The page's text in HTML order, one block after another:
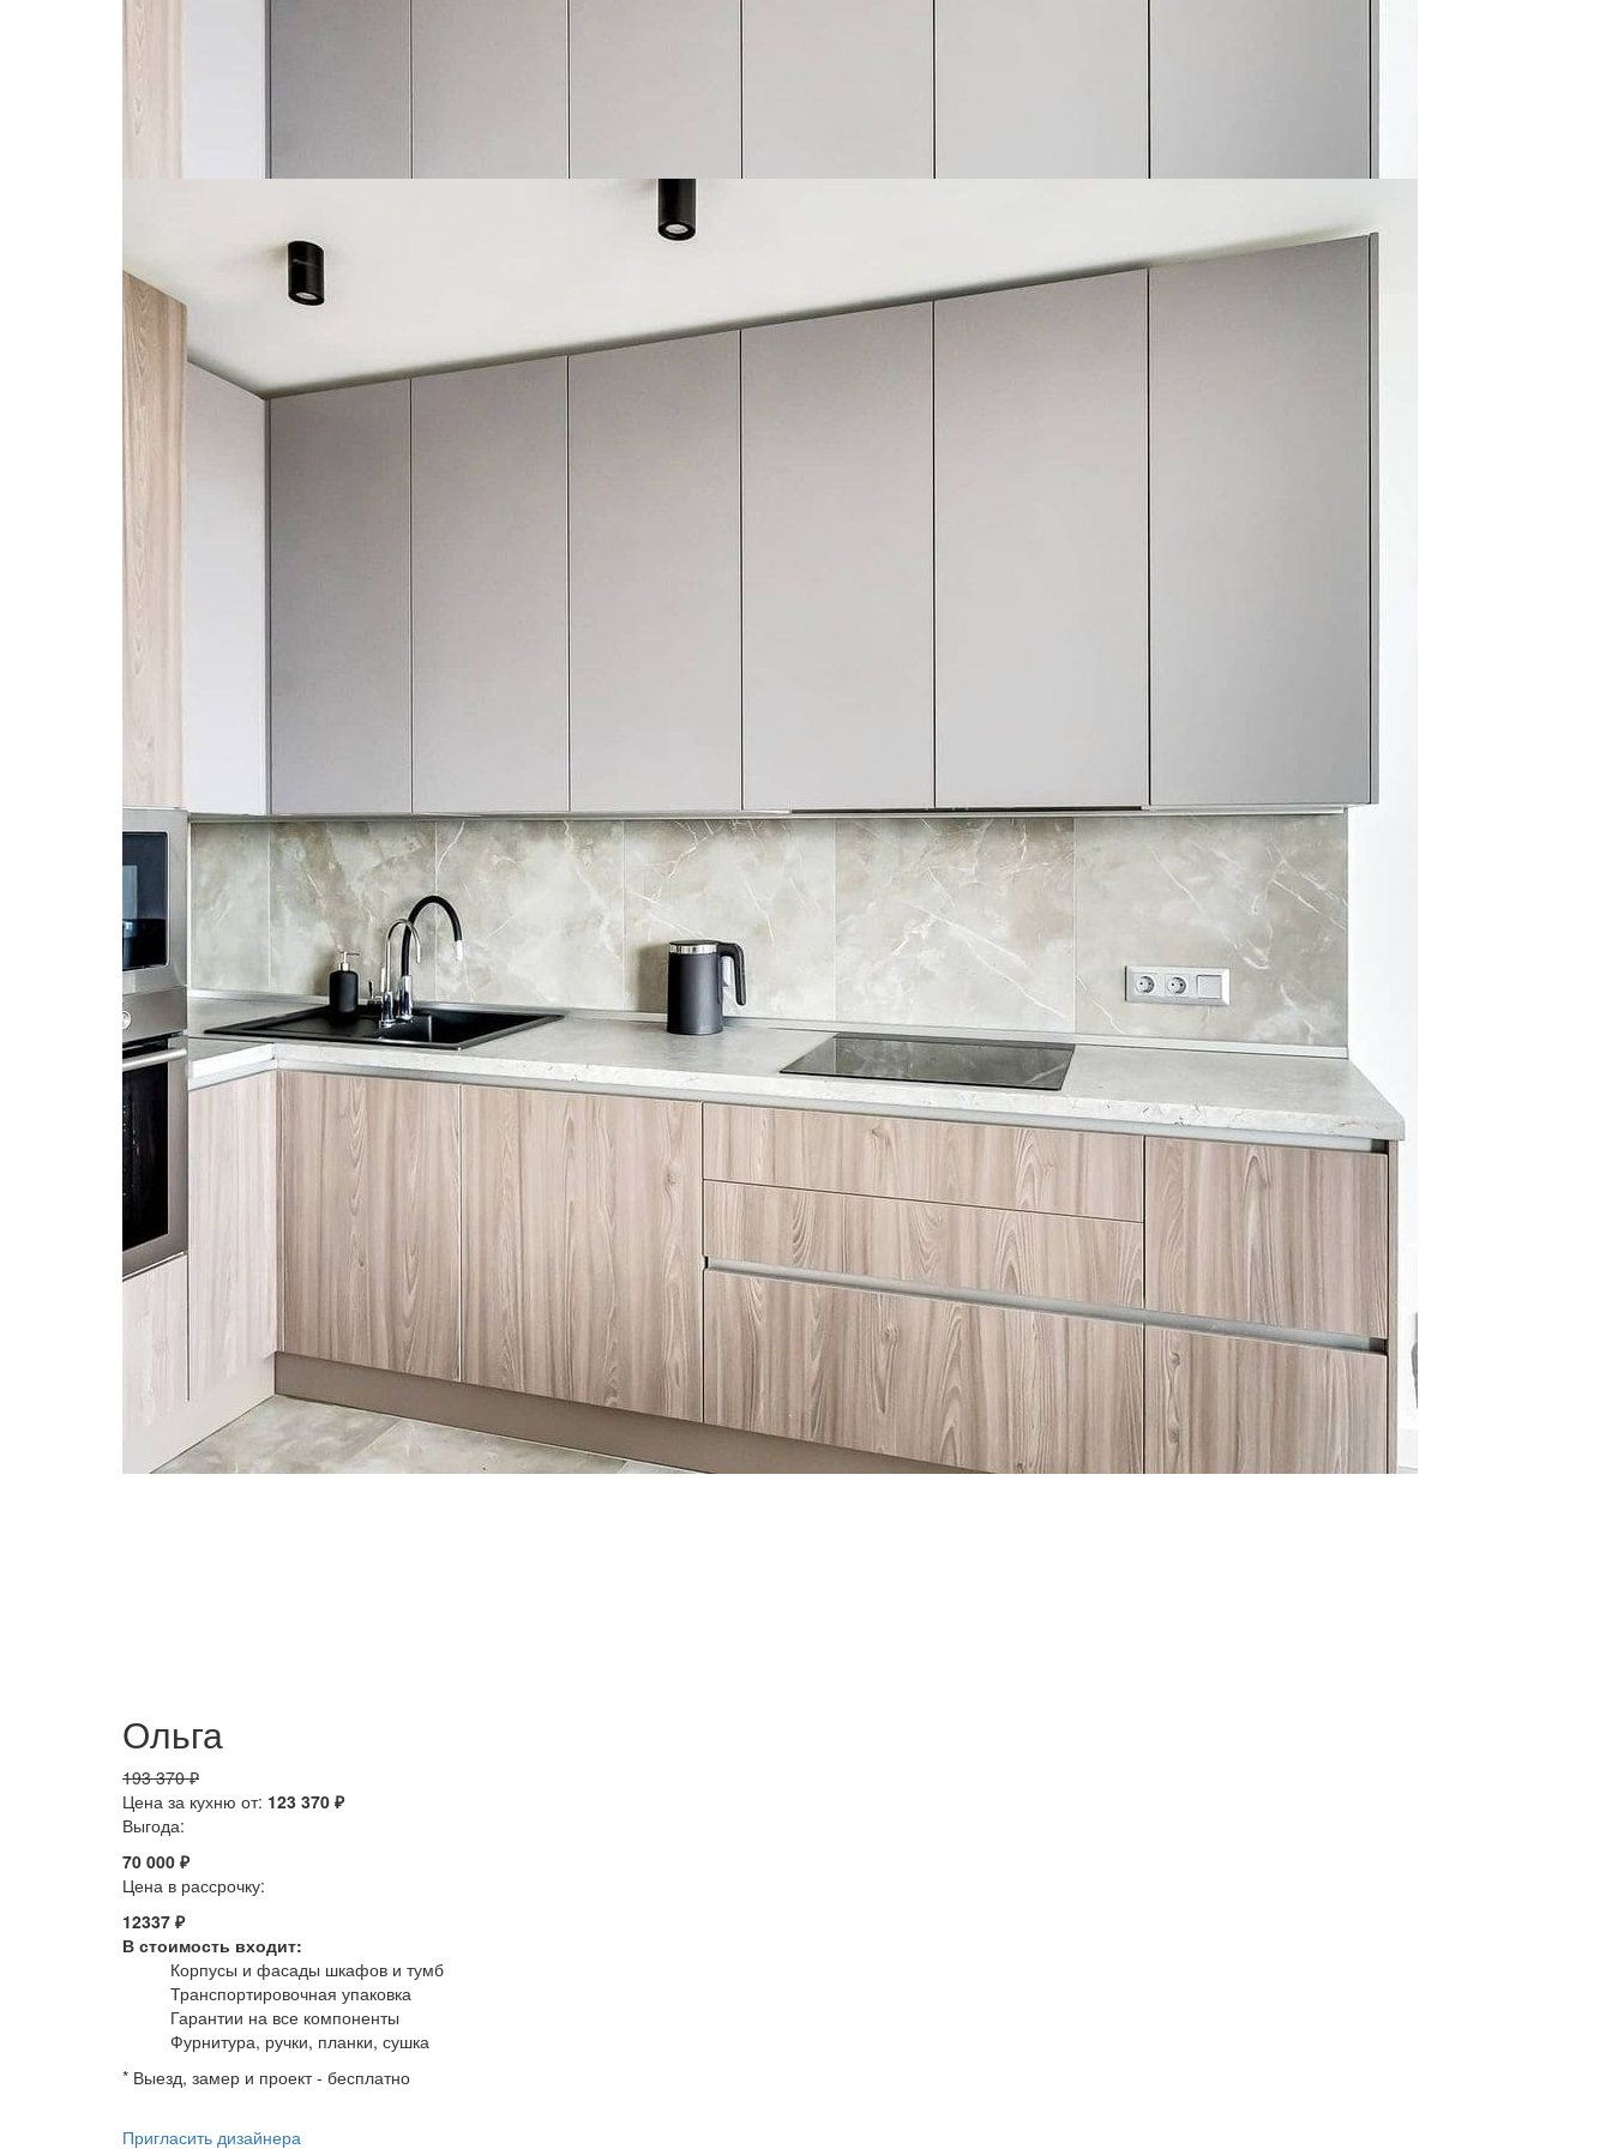
Ольга
193 370 ₽
Цена за кухню от: 123 370 ₽
Выгода:
70 000 ₽
Цена в рассрочку:
12337 ₽
В стоимость входит:
Корпусы и фасады шкафов и тумб
Транспортировочная упаковка
Гарантии на все компоненты
Фурнитура, ручки, планки, сушка
* Выезд, замер и проект - бесплатно
Пригласить дизайнера